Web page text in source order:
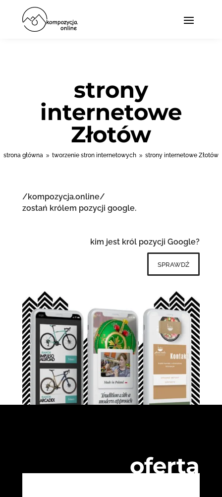
strony
internetowe
Złotów
strona główna 9 tworzenie stron internetowych 9 strony internetowe Złotów
/kompozycja.online/
zostań królem pozycji google.
kim jest król pozycji Google?
sprawdź
oferta